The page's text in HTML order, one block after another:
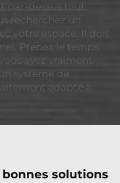
par-dessus tout,
recherchez un
votre espace. Il doit
Prenez le temps
avez vraiment
système de
adapté à
solutions